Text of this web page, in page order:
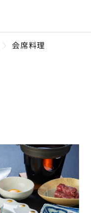
会席料理